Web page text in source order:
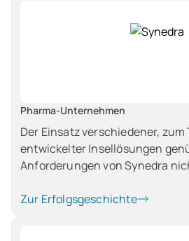
Pharma-Unternehmen
Der Einsatz verschiedener, zum
entwickelter Insellösungen
Anforderungen von Synedra
nun ebenso wichtig wie die
Zur Erfolgsgeschichte